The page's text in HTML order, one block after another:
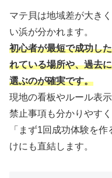
マテ貝は地域差が大き
い浜が分かれます。
初心者が最短で成功し
れている場所や、過去
選ぶのが確実です。
現地の看板やルール表
禁止事項も分かりやす
「まず1回成功体験を
けにも直結します。